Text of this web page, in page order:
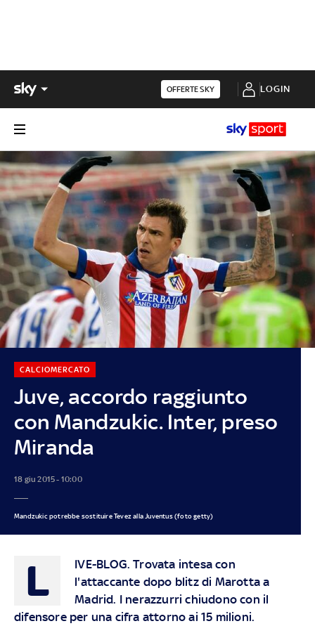
OFFERTE SKY LOGIN
Juve, accordo raggiunto
con Mandzukic. Inter, preso
Miranda
CALCIOMERCATO
18 giu 2015 - 10:00
Mandzukic potrebbe sostituire Tevez alla Juventus (foto getty)
L IVE-BLOG. Trovata intesa con
l'attaccante dopo blitz di Marotta a
Madrid. I nerazzurri chiudono con il
difensore per una cifra attorno ai 15 milioni.